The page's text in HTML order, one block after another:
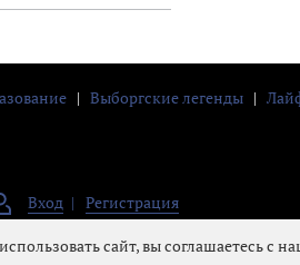
| Выборгские легенды |
Вход Регистрация
сайт, вы соглашаетесь с